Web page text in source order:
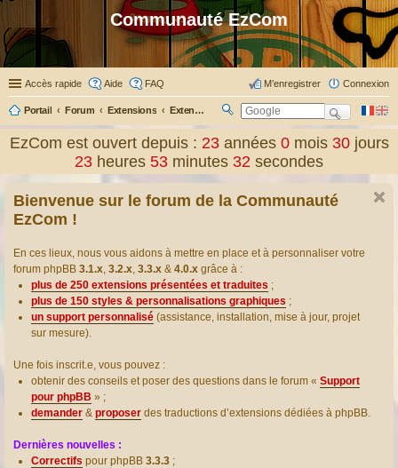
Communauté EzCom
Accès rapide Aide FAQ Connexion
M’enregistrer
Portail Forum Extensions Extensions présentées & traduites
er
EzCom est ouvert depuis : 23 années0 mois30 jours
23 heures 53 minutes 32 secondes
Bienvenue sur le forum de la Communauté
EzCom !
En ces lieux, nous vous aidons à mettre en place et à personnaliser votre
forum phpBB 3.1.x, 3.2.x, 3.3.x & 4.0.x grâce à :
plus de 250 extensions présentées et traduites ;
plus de 150 styles & personnalisations graphiques ;
un support personnalisé (assistance, installation, mise à jour, projet
sur mesure).
Une fois inscrit.e, vous pouvez :
obtenir des conseils et poser des questions dans le forum « Support
pour phpBB » ;
demander & proposer des traductions d’extensions dédiées à phpBB.
Dernières nouvelles :
Correctifs pour phpBB 3.3.3 ;